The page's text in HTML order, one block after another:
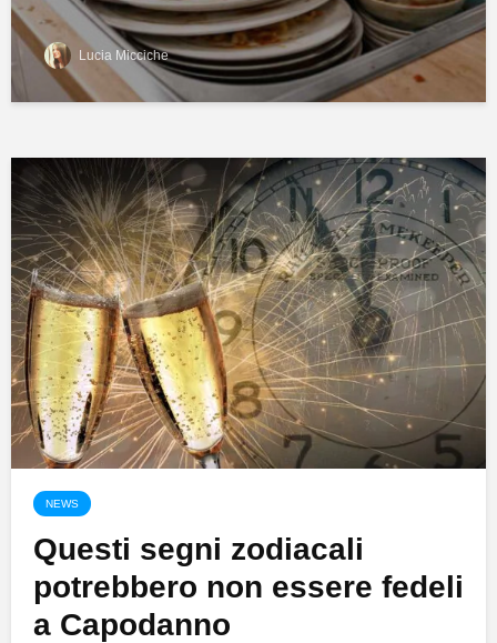
Lucia Micciche
NEWS
Questi segni zodiacali
potrebbero non essere fedeli
a Capodanno